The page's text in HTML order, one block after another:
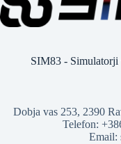
SIM83 -
Dobja vas 253, 2390
Telefon:
Email: